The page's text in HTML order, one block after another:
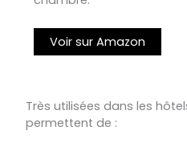
Voir sur Amazon
Très utilisées dans les
permettent de :